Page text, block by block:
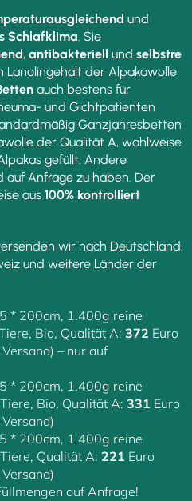
und
Schlafklima. Sie
, antibakteriell und selbstre
Lanolingehalt der Alpakawolle
auch bestens für
und Gichtpatienten
Ganzjahresbetten
der Qualität A, wahlweise
gefüllt. Andere
auf Anfrage zu haben. Der
aus 100% kontrolliert
wir nach Deutschland,
und weitere Länder der
* 200cm, 1.400g reine
Bio, Qualität A: 372 Euro
– nur auf
* 200cm, 1.400g reine
Bio, Qualität A: 331 Euro
* 200cm, 1.400g reine
Qualität A: 221 Euro
auf Anfrage!